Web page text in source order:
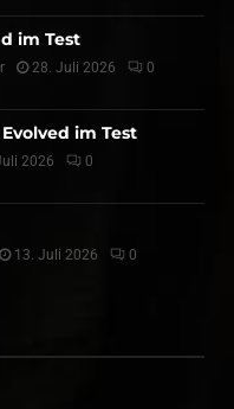
im Test
28. Juli 2026 0
im Test
2026 0
13. Juli 2026 0